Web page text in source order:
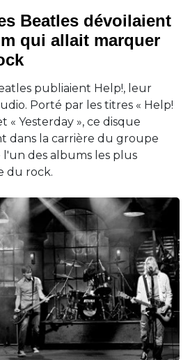
Beatles dévoilaient
qui allait marquer
publiaient Help!, leur
Porté par les titres « Help!
« Yesterday », ce disque
dans la carrière du groupe
des albums les plus
du rock.